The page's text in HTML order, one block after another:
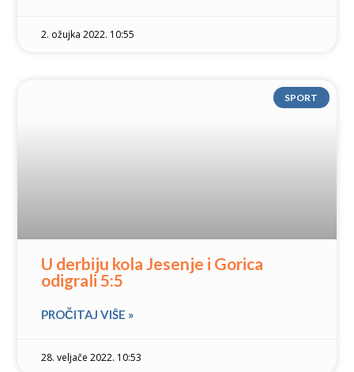
2. ožujka 2022. 10:55
SPORT
U derbiju kola Jesenje i Gorica
odigrali 5:5
PROČITAJ VIŠE »
28. veljače 2022. 10:53